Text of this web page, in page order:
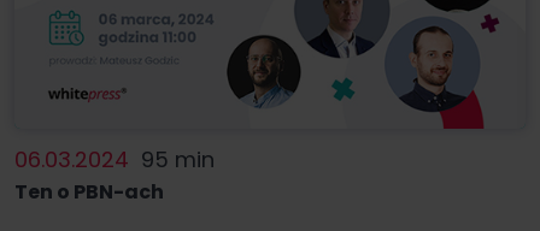
06.03.2024 95 min
Ten o PBN-ach